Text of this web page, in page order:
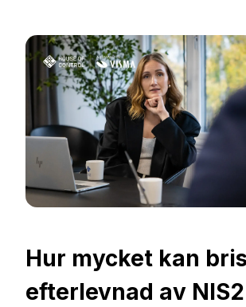
Hur mycket kan
efterlevnad av